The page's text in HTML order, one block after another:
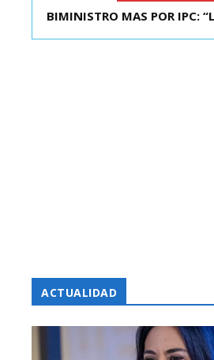
KAST SE REUNIÓ CON EL
BIMINISTRO MAS POR IPC: “LA
ACTUALIDAD